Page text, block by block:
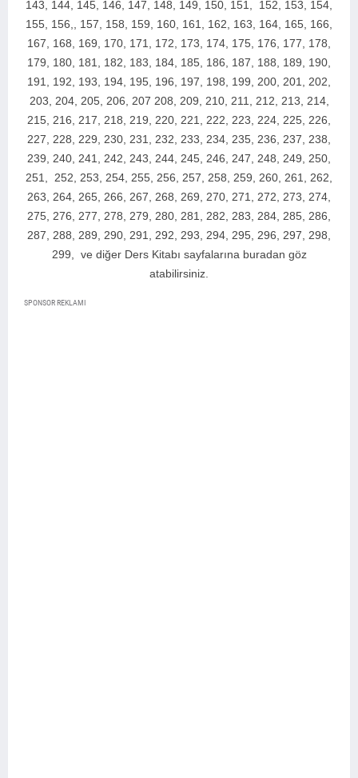
143, 144, 145, 146, 147, 148, 149, 150, 151, 152, 153, 154,
155, 156,, 157, 158, 159, 160, 161, 162, 163, 164, 165, 166,
167, 168, 169, 170, 171, 172, 173, 174, 175, 176, 177, 178,
179, 180, 181, 182, 183, 184, 185, 186, 187, 188, 189, 190,
191, 192, 193, 194, 195, 196, 197, 198, 199, 200, 201, 202,
203, 204, 205, 206, 207 208, 209, 210, 211, 212, 213, 214,
215, 216, 217, 218, 219, 220, 221, 222, 223, 224, 225, 226,
227, 228, 229, 230, 231, 232, 233, 234, 235, 236, 237, 238,
239, 240, 241, 242, 243, 244, 245, 246, 247, 248, 249, 250,
251, 252, 253, 254, 255, 256, 257, 258, 259, 260, 261, 262,
263, 264, 265, 266, 267, 268, 269, 270, 271, 272, 273, 274,
275, 276, 277, 278, 279, 280, 281, 282, 283, 284, 285, 286,
287, 288, 289, 290, 291, 292, 293, 294, 295, 296, 297, 298,
299,
ve diğer Ders Kitabı sayfalarına buradan göz
atabilirsiniz.
SPONSOR REKLAMI